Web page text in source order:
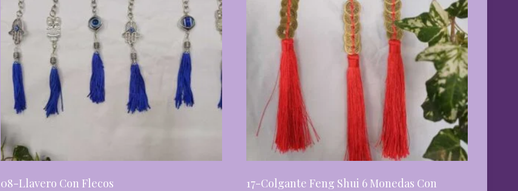
08-Llavero Con Flecos
17-Colgante Feng Shui 6 Monedas Con